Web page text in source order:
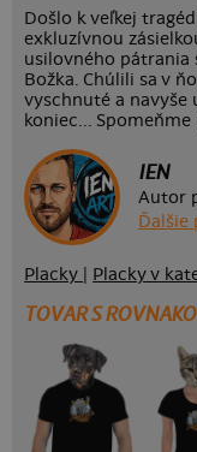
Došlo k veľkej
exkluzívnou
usilovného pátrania
Božka. Chúlili sa v
vyschnuté a navyše
koniec... Spomeňme
IEN
Autor
Ďalšie
Placky Placky v
TOVAR S